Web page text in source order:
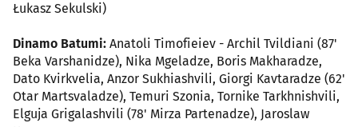
Łukasz Sekulski)
Dinamo Batumi: Anatoli Timofieiev - Archil Tvildiani (87'
Beka Varshanidze), Nika Mgeladze, Boris Makharadze,
Dato Kvirkvelia, Anzor Sukhiashvili, Giorgi Kavtaradze (62'
Otar Martsvaladze), Temuri Szonia, Tornike Tarkhnishvili,
Elguja Grigalashvili (78' Mirza Partenadze), Jaroslaw